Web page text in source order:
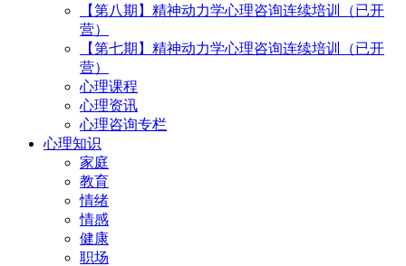
【第八期】精神动力学心理咨询连续培训（已开
营）
【第七期】精神动力学心理咨询连续培训（已开
营）
心理课程
心理资讯
心理咨询专栏
心理知识
家庭
教育
情绪
情感
健康
职场